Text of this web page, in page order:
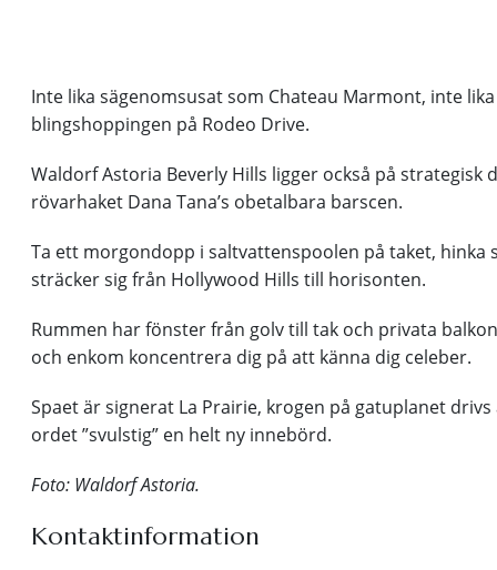
Inte lika sägenomsusat som Chateau Marmont, inte
blingshoppingen på Rodeo Drive.
Waldorf Astoria Beverly Hills ligger också på
rövarhaket Dana Tana’s obetalbara barscen.
Ta ett morgondopp i saltvattenspoolen på taket,
sträcker sig från Hollywood Hills till horisonten.
Rummen har fönster från golv till tak och privata
och enkom koncentrera dig på att känna dig celeber.
Spaet är signerat La Prairie, krogen på gatuplanet
ordet ”svulstig” en helt ny innebörd.
Foto: Waldorf Astoria.
Kontaktinformation